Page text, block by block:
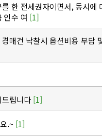
한 전세권자이면서, 동시에
인수 여 [1]
매건 낙찰시 옵션비용 부담
립니다 [1]
.~ [1]